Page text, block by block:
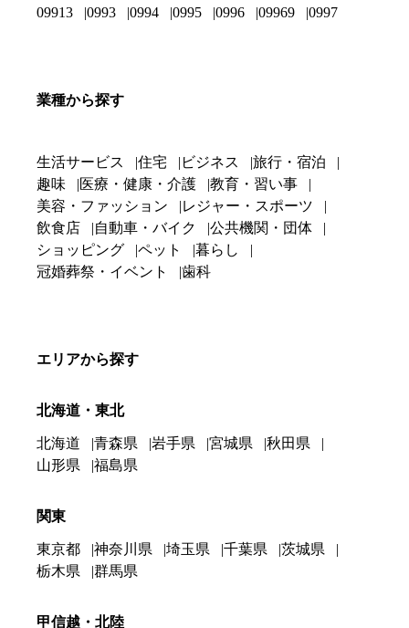
09913
0993 0994 0995 0996 09969 0997
業種から探す
生活サービス 住宅 ビジネス
旅行・宿泊
趣味
医療・健康・介護
教育・習い事
美容・ファッション
レジャー・スポーツ
飲食店
自動車・バイク
公共機関・団体
ショッピング
ペット
暮らし
冠婚葬祭・イベント
歯科
エリアから探す
北海道・東北
北海道 青森県 岩手県 宮城県
秋田県
山形県
福島県
関東
東京都 神奈川県 埼玉県 千葉県
茨城県
栃木県
群馬県
甲信越・北陸